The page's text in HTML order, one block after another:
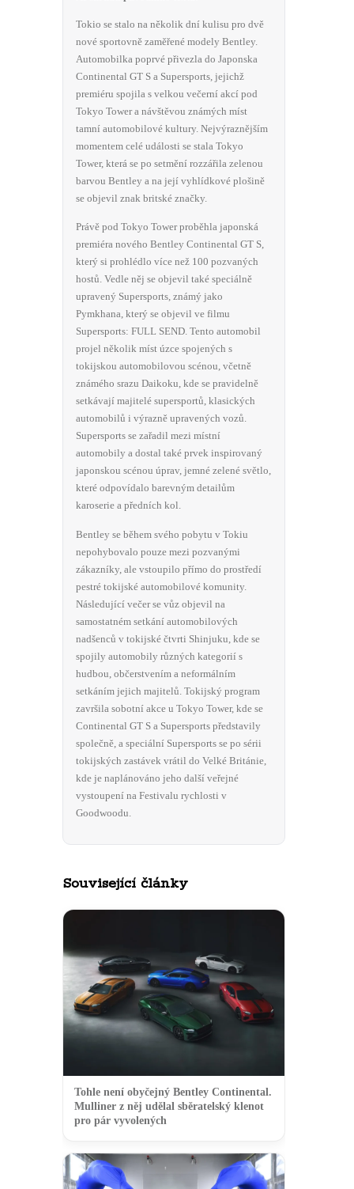
Tokio se stalo na několik dní kulisu pro dvě
nové sportovně zaměřené modely Bentley.
Automobilka poprvé přivezla do Japonska
Continental GT S a Supersports, jejichž
premiéru spojila s velkou večerní akcí pod
Tokyo Tower a návštěvou známých míst
tamní automobilové kultury. Nejvýraznějším
momentem celé události se stala Tokyo
Tower, která se po setmění rozzářila zelenou
barvou Bentley a na její vyhlídkové plošině
se objevil znak britské značky.
Právě pod Tokyo Tower proběhla japonská
premiéra nového Bentley Continental GT S,
který si prohlédlo více než 100 pozvaných
hostů. Vedle něj se objevil také speciálně
upravený Supersports, známý jako
Pymkhana, který se objevil ve filmu
Supersports: FULL SEND. Tento automobil
projel několik míst úzce spojených s
tokijskou automobilovou scénou, včetně
známého srazu Daikoku, kde se pravidelně
setkávají majitelé supersportů, klasických
automobilů i výrazně upravených vozů.
Supersports se zařadil mezi místní
automobily a dostal také prvek inspirovaný
japonskou scénou úprav, jemné zelené světlo,
které odpovídalo barevným detailům
karoserie a předních kol.
Bentley se během svého pobytu v Tokiu
nepohybovalo pouze mezi pozvanými
zákazníky, ale vstoupilo přímo do prostředí
pestré tokijské automobilové komunity.
Následující večer se vůz objevil na
samostatném setkání automobilových
nadšenců v tokijské čtvrti Shinjuku, kde se
spojily automobily různých kategorií s
hudbou, občerstvením a neformálním
setkáním jejich majitelů. Tokijský program
završila sobotní akce u Tokyo Tower, kde se
Continental GT S a Supersports představily
společně, a speciální Supersports se po sérii
tokijských zastávek vrátil do Velké Británie,
kde je naplánováno jeho další veřejné
vystoupení na Festivalu rychlosti v
Goodwoodu.
Související články
Tohle není obyčejný Bentley Continental.
Mulliner z něj udělal sběratelský klenot
pro pár vyvolených